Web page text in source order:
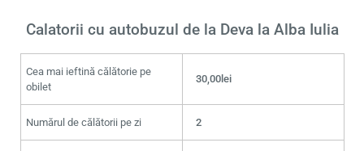
Calatorii cu autobuzul de la Deva la Alba Iulia
Cea mai ieftină călătorie pe
obilet
30,00lei
Numărul de călătorii pe zi 2